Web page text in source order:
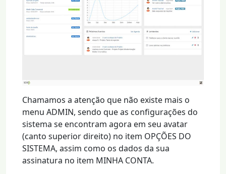
Chamamos a atenção que não existe mais o
menu ADMIN, sendo que as configurações do
sistema se encontram agora em seu avatar
(canto superior direito) no item OPÇÕES DO
SISTEMA, assim como os dados da sua
assinatura no item MINHA CONTA.